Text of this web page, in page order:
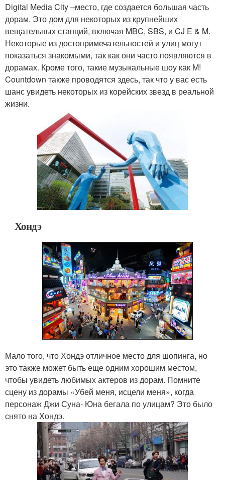
Digital Media City –место, где создается большая часть
дорам. Это дом для некоторых из крупнейших
вещательных станций, включая MBC, SBS, и CJ E & M.
Некоторые из достопримечательностей и улиц могут
показаться знакомыми, так как они часто появляются в
дорамах. Кроме того, такие музыкальные шоу как M!
Countdown также проводятся здесь, так что у вас есть
шанс увидеть некоторых из корейских звезд в реальной
жизни.
Хондэ
Мало того, что Хондэ отличное место для шопинга, но
это также может быть еще одним хорошим местом,
чтобы увидеть любимых актеров из дорам. Помните
сцену из дорамы «Убей меня, исцели меня», когда
персонаж Джи Суна- Юна бегала по улицам? Это было
снято на Хондэ.